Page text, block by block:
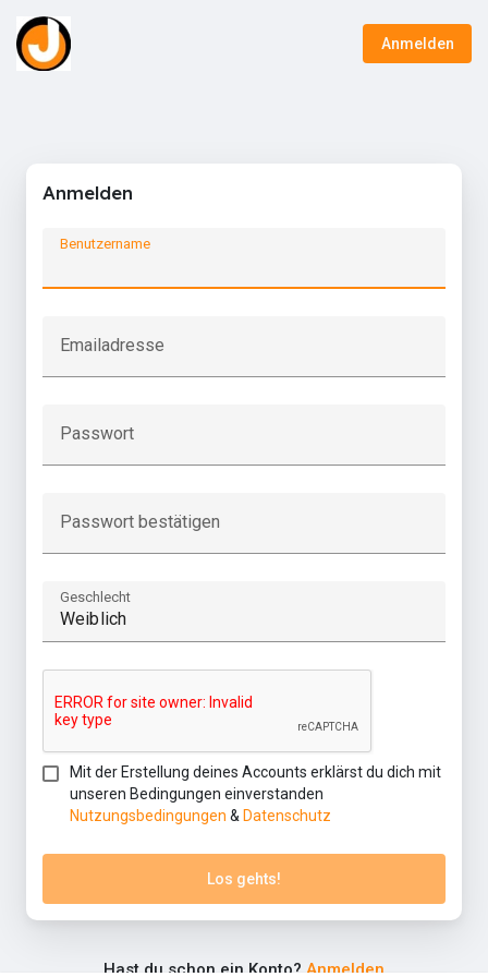
Anmelden
Anmelden
Benutzername
Emailadresse
Passwort
Passwort bestätigen
Geschlecht
Mit der Erstellung deines Accounts erklärst du dich mit
unseren Bedingungen einverstanden
Nutzungsbedingungen & Datenschutz
Los gehts!
Hast du schon ein Konto? Anmelden